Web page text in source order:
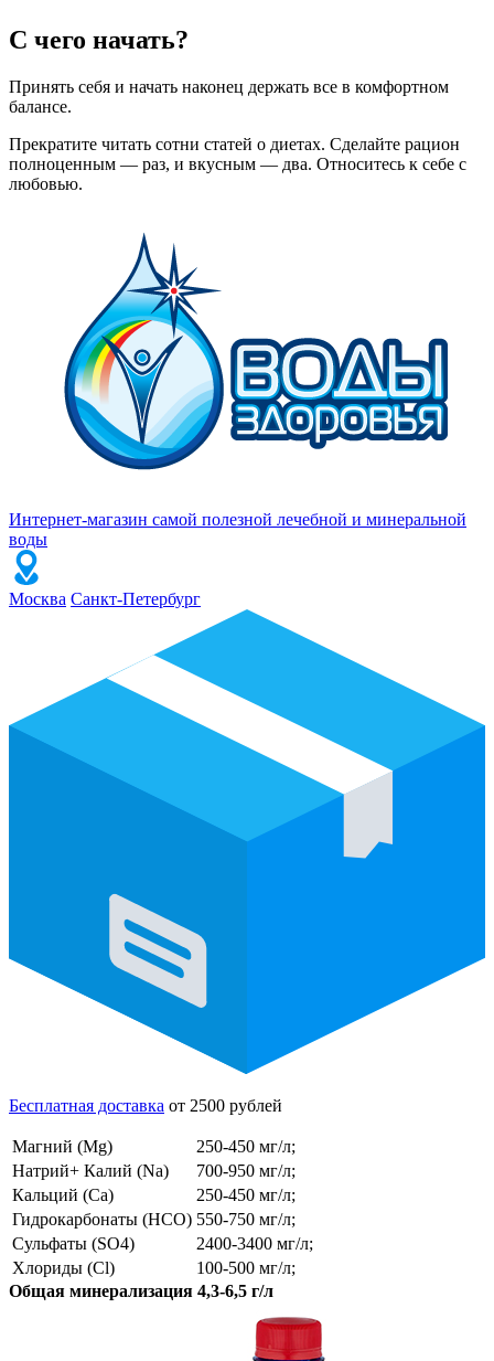
С чего начать?
Принять себя и начать наконец держать все в комфортном
балансе.
Прекратите читать сотни статей о диетах. Сделайте рацион
полноценным — раз, и вкусным — два. Относитесь к себе с
любовью.
Интернет-магазин самой полезной лечебной и минеральной
воды
Москва Санкт-Петербург
Бесплатная доставка от 2500 рублей
Магний (Mg)
250-450 мг/л;
Натрий+ Калий (Na)
700-950 мг/л;
Кальций (Ca)
250-450 мг/л;
Гидрокарбонаты (HCO) 550-750 мг/л;
Сульфаты (SO4)
2400-3400 мг/л;
Хлориды (Cl)
100-500 мг/л;
Общая минерализация 4,3-6,5 г/л